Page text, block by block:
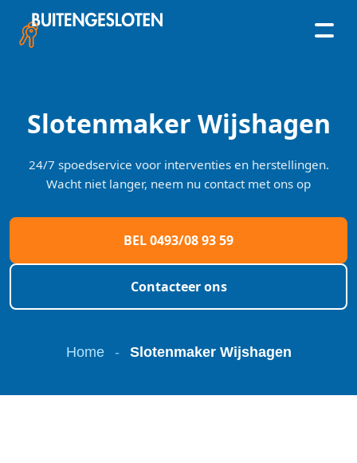
content
Slotenmaker Wijshagen
24/7 spoedservice voor interventies en herstellingen.
Wacht niet langer, neem nu contact met ons op
BEL 0493/08 93 59
Contacteer ons
Home - Slotenmaker Wijshagen